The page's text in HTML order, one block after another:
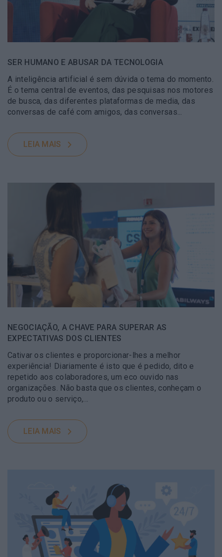
SER HUMANO E ABUSAR DA TECNOLOGIA
A inteligência artificial é sem dúvida o tema do momento.
É o tema central de eventos, das pesquisas nos motores
de busca, das diferentes plataformas de media, das
conversas de café com amigos, das conversas...
LEIA MAIS
NEGOCIAÇÃO, A CHAVE PARA SUPERAR AS
EXPECTATIVAS DOS CLIENTES
Cativar os clientes e proporcionar-lhes a melhor
experiência! Diariamente é isto que é pedido, dito e
repetido aos colaboradores, um eco ouvido nas
organizações. Não basta que os clientes, conheçam o
produto ou o serviço,...
LEIA MAIS